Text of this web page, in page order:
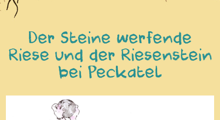
Der Steine werfende
Riese und der Riesenstein
bei Peckatel